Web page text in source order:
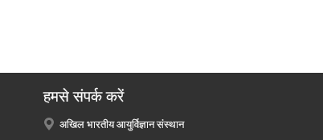
हमसे संपर्क करें
अखिल भारतीय आयुर्विज्ञान संस्थान